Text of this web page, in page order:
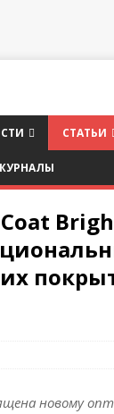
СТАТЬИ
новому